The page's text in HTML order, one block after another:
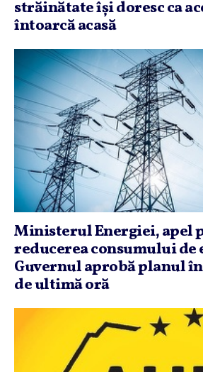
străinătate îşi doresc ca
întoarcă acasă
Ministerul Energiei, apel
reducerea consumului de
Guvernul aprobă planul
de ultimă oră